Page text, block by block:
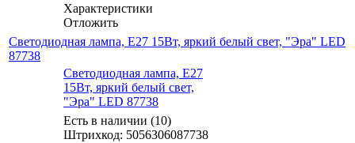
Характеристики
Отложить
Светодиодная лампа, E27 15Вт, яркий белый свет, "Эра" LED
87738
Светодиодная лампа, E27
15Вт, яркий белый свет,
"Эра" LED 87738
Есть в наличии (10)
Штрихкод: 5056306087738